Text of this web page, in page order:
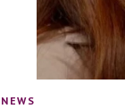
NEWS